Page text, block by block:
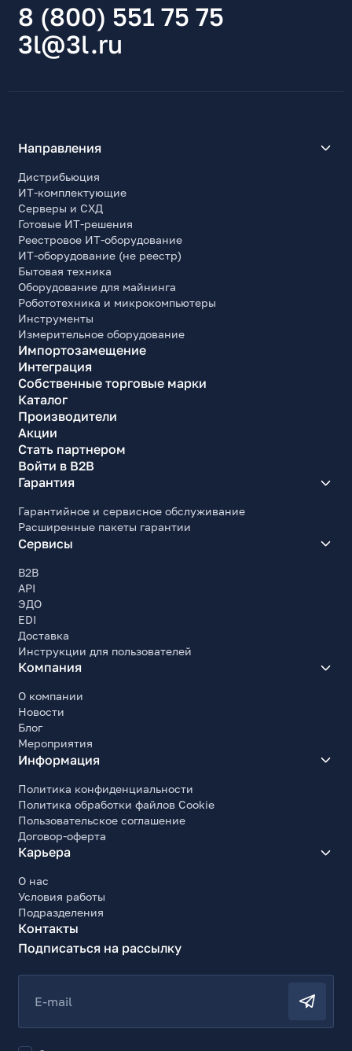
1.4
Эргономика
Диапазон наклона по вертикали (Tilt), град.
-5~+20
Поворот по горизонтали (Swivel)
Нет
Портретный режим (Pivot)
Нет
Установка монитора
на подставке/крепление к стене
Крепление VESA, мм
75x75
Энергопотребление
Тип блока питания
Внешний
Потребляемая мощность
48
Потребляемая мощность (эн/сбережение)
Прочие характеристики
Цвет корпуса
Черный
Ширина, мм
557.4
Высота, мм
407.7
179.5
Высота (без подставки), мм
326.7
Глубина (без подставки), мм
Вес, кг
4.5
Комплект поставки
Монитор с подставкой, кабель питания, адаптер
8 (800) 551 75 75
3l@3l.ru
Направления
Дистрибьюция
ИТ-комплектующие
Серверы и СХД
Готовые ИТ-решения
Реестровое ИТ-оборудование
ИТ-оборудование (не реестр)
Бытовая техника
Оборудование для майнинга
Робототехника и микрокомпьютеры
Инструменты
Измерительное оборудование
Импортозамещение
Интеграция
Собственные торговые марки
Каталог
Производители
Акции
Стать партнером
Войти в B2B
Гарантия
Гарантийное и сервисное обслуживание
Расширенные пакеты гарантии
Сервисы
B2B
API
ЭДО
EDI
Доставка
Инструкции для пользователей
Компания
О компании
Новости
Блог
Мероприятия
Информация
Политика конфиденциальности
Политика обработки файлов Cookie
Пользовательское соглашение
Договор-оферта
Карьера
О нас
Условия работы
Подразделения
Контакты
Подписаться на рассылку
E-mail